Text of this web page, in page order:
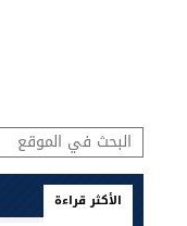
الأكثر قراءة